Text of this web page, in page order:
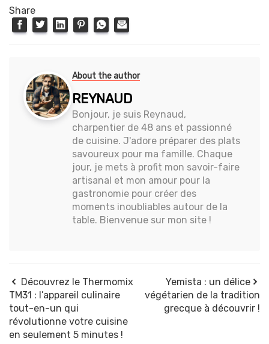
Share
About the author
REYNAUD
Bonjour, je suis Reynaud,
charpentier de 48 ans et passionné
de cuisine. J'adore préparer des plats
savoureux pour ma famille. Chaque
jour, je mets à profit mon savoir-faire
artisanal et mon amour pour la
gastronomie pour créer des
moments inoubliables autour de la
table. Bienvenue sur mon site !
Découvrez le Thermomix
TM31 : l’appareil culinaire
tout-en-un qui
révolutionne votre cuisine
en seulement 5 minutes !
Yemista : un délice
végétarien de la tradition
grecque à découvrir !